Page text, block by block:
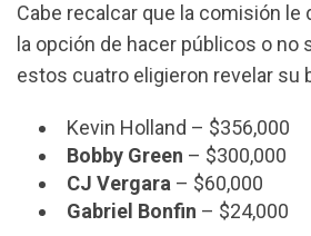
Cabe recalcar que la comisión le
la opción de hacer públicos o no
estos cuatro eligieron revelar su
Kevin Holland – $356,000
Bobby Green – $300,000
CJ Vergara – $60,000
Gabriel Bonfin – $24,000